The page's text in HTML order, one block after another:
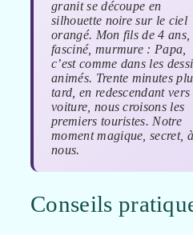
granit se découpe en
silhouette noire sur le ciel
orangé. Mon fils de 4 ans,
fasciné, murmure : Papa,
c’est comme dans les
animés. Trente minutes
tard, en redescendant
voiture, nous croisons les
premiers touristes. Notre
moment magique, secret, à
nous.
Conseils